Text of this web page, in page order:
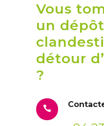
Vous
un dépôt
détour
?